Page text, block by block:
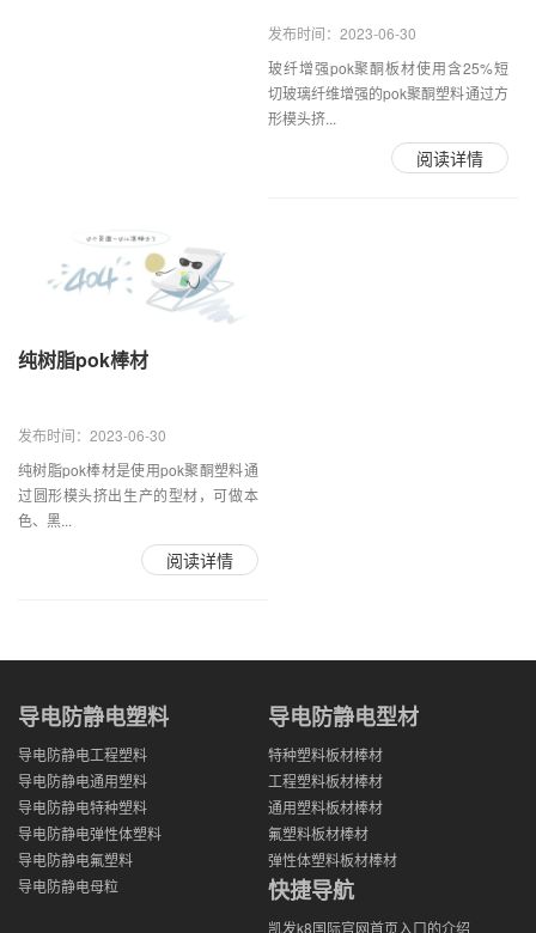
发布时间：2023-06-30
玻纤增强pok聚酮板材使用含25%短
切玻璃纤维增强的pok聚酮塑料通过方
形模头挤...
阅读详情
纯树脂pok棒材
发布时间：2023-06-30
纯树脂pok棒材是使用pok聚酮塑料通
过圆形模头挤出生产的型材，可做本
色、黑...
阅读详情
导电防静电塑料
导电防静电工程塑料
导电防静电通用塑料
导电防静电特种塑料
导电防静电弹性体塑料
导电防静电氟塑料
导电防静电母粒
导电防静电型材
特种塑料板材棒材
工程塑料板材棒材
通用塑料板材棒材
氟塑料板材棒材
弹性体塑料板材棒材
快捷导航
凯发k8国际官网首页入口的介绍